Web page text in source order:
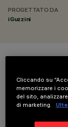
PROGETTATO DA
iGuzzini
Cliccando su
memorizzare i
del sito,
di marketing.